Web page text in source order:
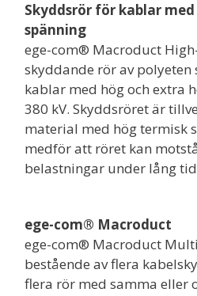
Skyddsrör för kablar
spänning
ege-com® Macroduct
skyddande rör av polyeten
kablar med hög och extra
380 kV. Skyddsröret är
material med hög termisk
medför att röret kan
belastningar under lång
ege-com® Macroduct
ege-com® Macroduct
bestående av flera
flera rör med samma eller